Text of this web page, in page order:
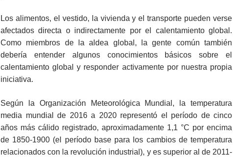
Los alimentos, el vestido, la vivienda y el transporte pueden verse
afectados directa o indirectamente por el calentamiento global.
Como miembros de la aldea global, la gente común también
debería entender algunos conocimientos básicos sobre el
calentamiento global y responder activamente por nuestra propia
iniciativa.
Según la Organización Meteorológica Mundial, la temperatura
media mundial de 2016 a 2020 representó el período de cinco
años más cálido registrado, aproximadamente 1,1 °C por encima
de 1850-1900 (el período base para los cambios de temperatura
relacionados con la revolución industrial), y es superior al de 2011-